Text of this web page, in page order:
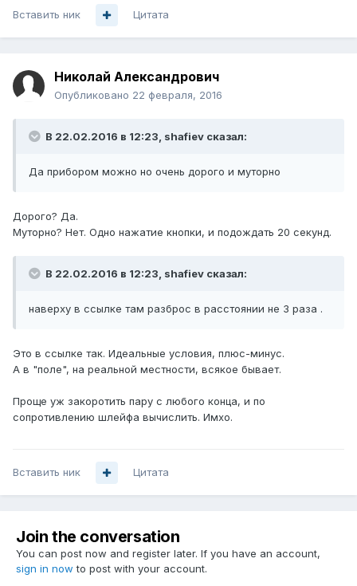
Вставить ник Цитата
Николай Александрович
Опубликовано 22 февраля, 2016
В 22.02.2016 в 12:23, shafiev сказал:
Да прибором можно но очень дорого и муторно
Дорого? Да.
Муторно? Нет. Одно нажатие кнопки, и подождать 20 секунд.
В 22.02.2016 в 12:23, shafiev сказал:
наверху в ссылке там разброс в расстоянии не 3 раза .
Это в ссылке так. Идеальные условия, плюс-минус.
А в "поле", на реальной местности, всякое бывает.
Проще уж закоротить пару с любого конца, и по
сопротивлению шлейфа вычислить. Имхо.
Вставить ник Цитата
Join the conversation
You can post now and register later. If you have an account,
sign in now to post with your account.